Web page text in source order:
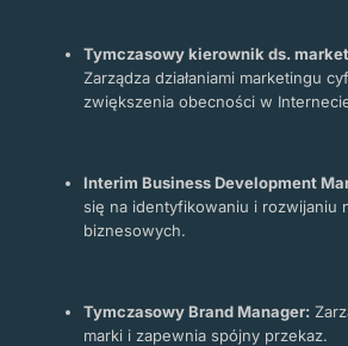
Tymczasowy kierownik ds.
Zarządza działaniami marketingu
zwiększenia obecności w
Interim Business Development
się na identyfikowaniu i rozwijaniu
biznesowych.
Tymczasowy Brand Manager:
marki i zapewnia spójny przekaz.